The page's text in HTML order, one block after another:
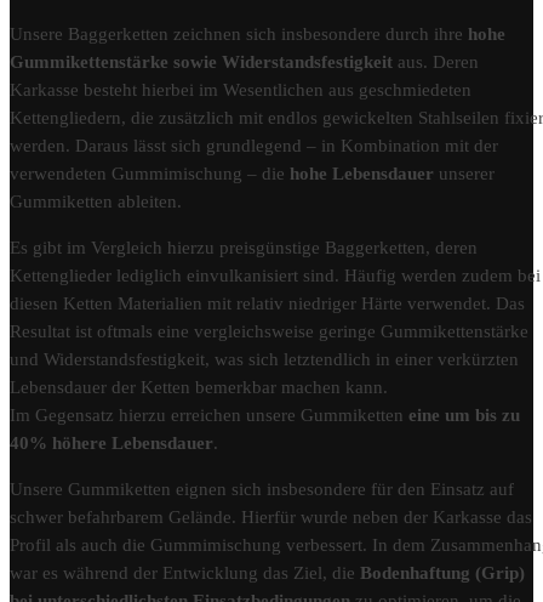
Unsere Baggerketten zeichnen sich insbesondere durch ihre hohe
Gummikettenstärke sowie Widerstandsfestigkeit aus. Deren
Karkasse besteht hierbei im Wesentlichen aus geschmiedeten
Kettengliedern, die zusätzlich mit endlos gewickelten Stahlseilen
werden. Daraus lässt sich grundlegend – in Kombination mit der
verwendeten Gummimischung – die hohe Lebensdauer unserer
Gummiketten ableiten.
Es gibt im Vergleich hierzu preisgünstige Baggerketten, deren
Kettenglieder lediglich einvulkanisiert sind. Häufig werden zudem bei
diesen Ketten Materialien mit relativ niedriger Härte verwendet. Das
Resultat ist oftmals eine vergleichsweise geringe Gummikettenstärke
und Widerstandsfestigkeit, was sich letztendlich in einer verkürzten
Lebensdauer der Ketten bemerkbar machen kann.
Im Gegensatz hierzu erreichen unsere Gummiketten eine um bis zu
40% höhere Lebensdauer.
Unsere Gummiketten eignen sich insbesondere für den Einsatz auf
schwer befahrbarem Gelände. Hierfür wurde neben der Karkasse das
Profil als auch die Gummimischung verbessert. In dem
war es während der Entwicklung das Ziel, die Bodenhaftung (Grip)